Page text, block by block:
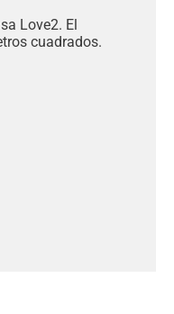
Love2. El
cuadrados.